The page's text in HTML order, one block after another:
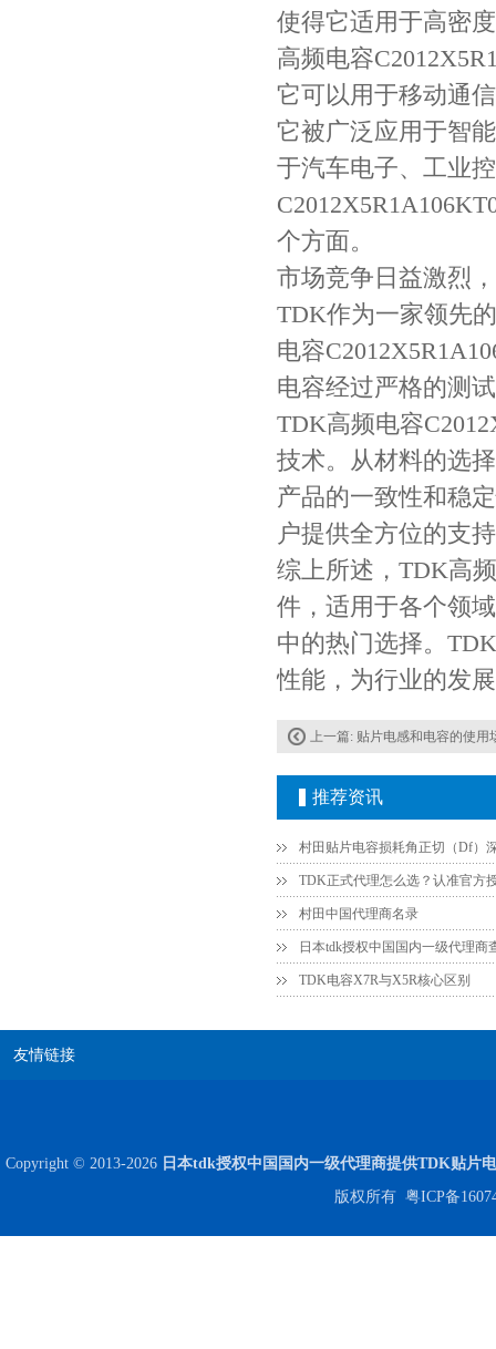
使得它适用于高密
高频电容
它可以用于移动通
它被广泛应用于智
于汽车电子、工业
个方面。
市场竞争日益激烈
TDK作为一家领先
电容
电容经过严格的测
TDK高频电容
技术。从材料的选
产品的一致性和稳
户提供全方位的支
综上所述，TDK高
件，适用于各个领
中的热门选择。
性能，为行业的发
上一篇: 贴片电感和电容的使用
推荐资讯
村田中国代理商名录
日本tdk授权中国国内一级代理商
TDK电容X7R与X5R核心区别
友情链接
Copyright © 2013-2026 日本tdk授权中国国内一级代理商提供TDK贴片
版权所有 粤ICP备